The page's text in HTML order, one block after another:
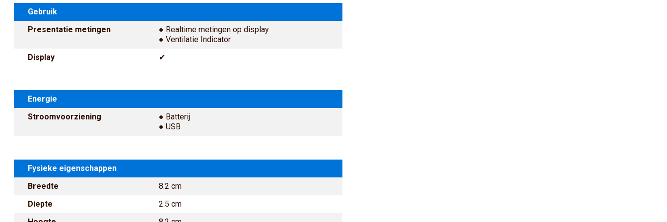
Gebruik
Presentatie metingen
● Realtime metingen op display
● Ventilatie Indicator
Display
✔
Energie
Stroomvoorziening
● Batterij
● USB
Fysieke eigenschappen
Breedte
8.2 cm
Diepte
2.5 cm